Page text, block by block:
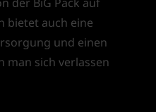
bietet auch eine
und einen
man sich verlassen